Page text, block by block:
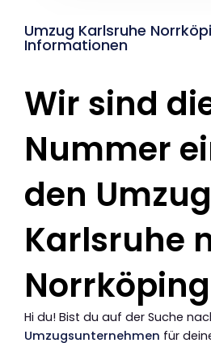
Umzug Karlsruhe
Informationen
Wir sind
Nummer
den
Karlsruhe
Norrköping
Hi du! Bist du auf der Suche
Umzugsunternehmen für